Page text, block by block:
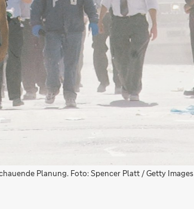
Planung. Foto: Spencer Platt / Getty Images